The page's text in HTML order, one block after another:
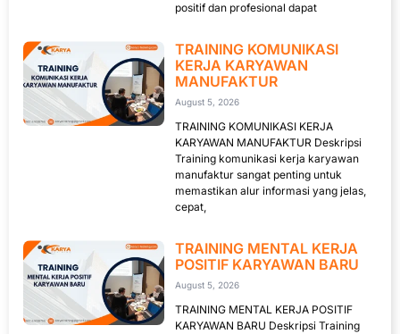
positif dan profesional dapat
TRAINING KOMUNIKASI
KERJA KARYAWAN
MANUFAKTUR
August 5, 2026
TRAINING KOMUNIKASI KERJA
KARYAWAN MANUFAKTUR Deskripsi
Training komunikasi kerja karyawan
manufaktur sangat penting untuk
memastikan alur informasi yang jelas,
cepat,
TRAINING MENTAL KERJA
POSITIF KARYAWAN BARU
August 5, 2026
TRAINING MENTAL KERJA POSITIF
KARYAWAN BARU Deskripsi Training